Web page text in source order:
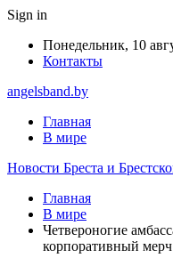
Sign in
Понедельник, 10
Контакты
angelsband.by
Главная
В мире
Новости Бреста и
Главная
В мире
Четвероногие
корпоративный